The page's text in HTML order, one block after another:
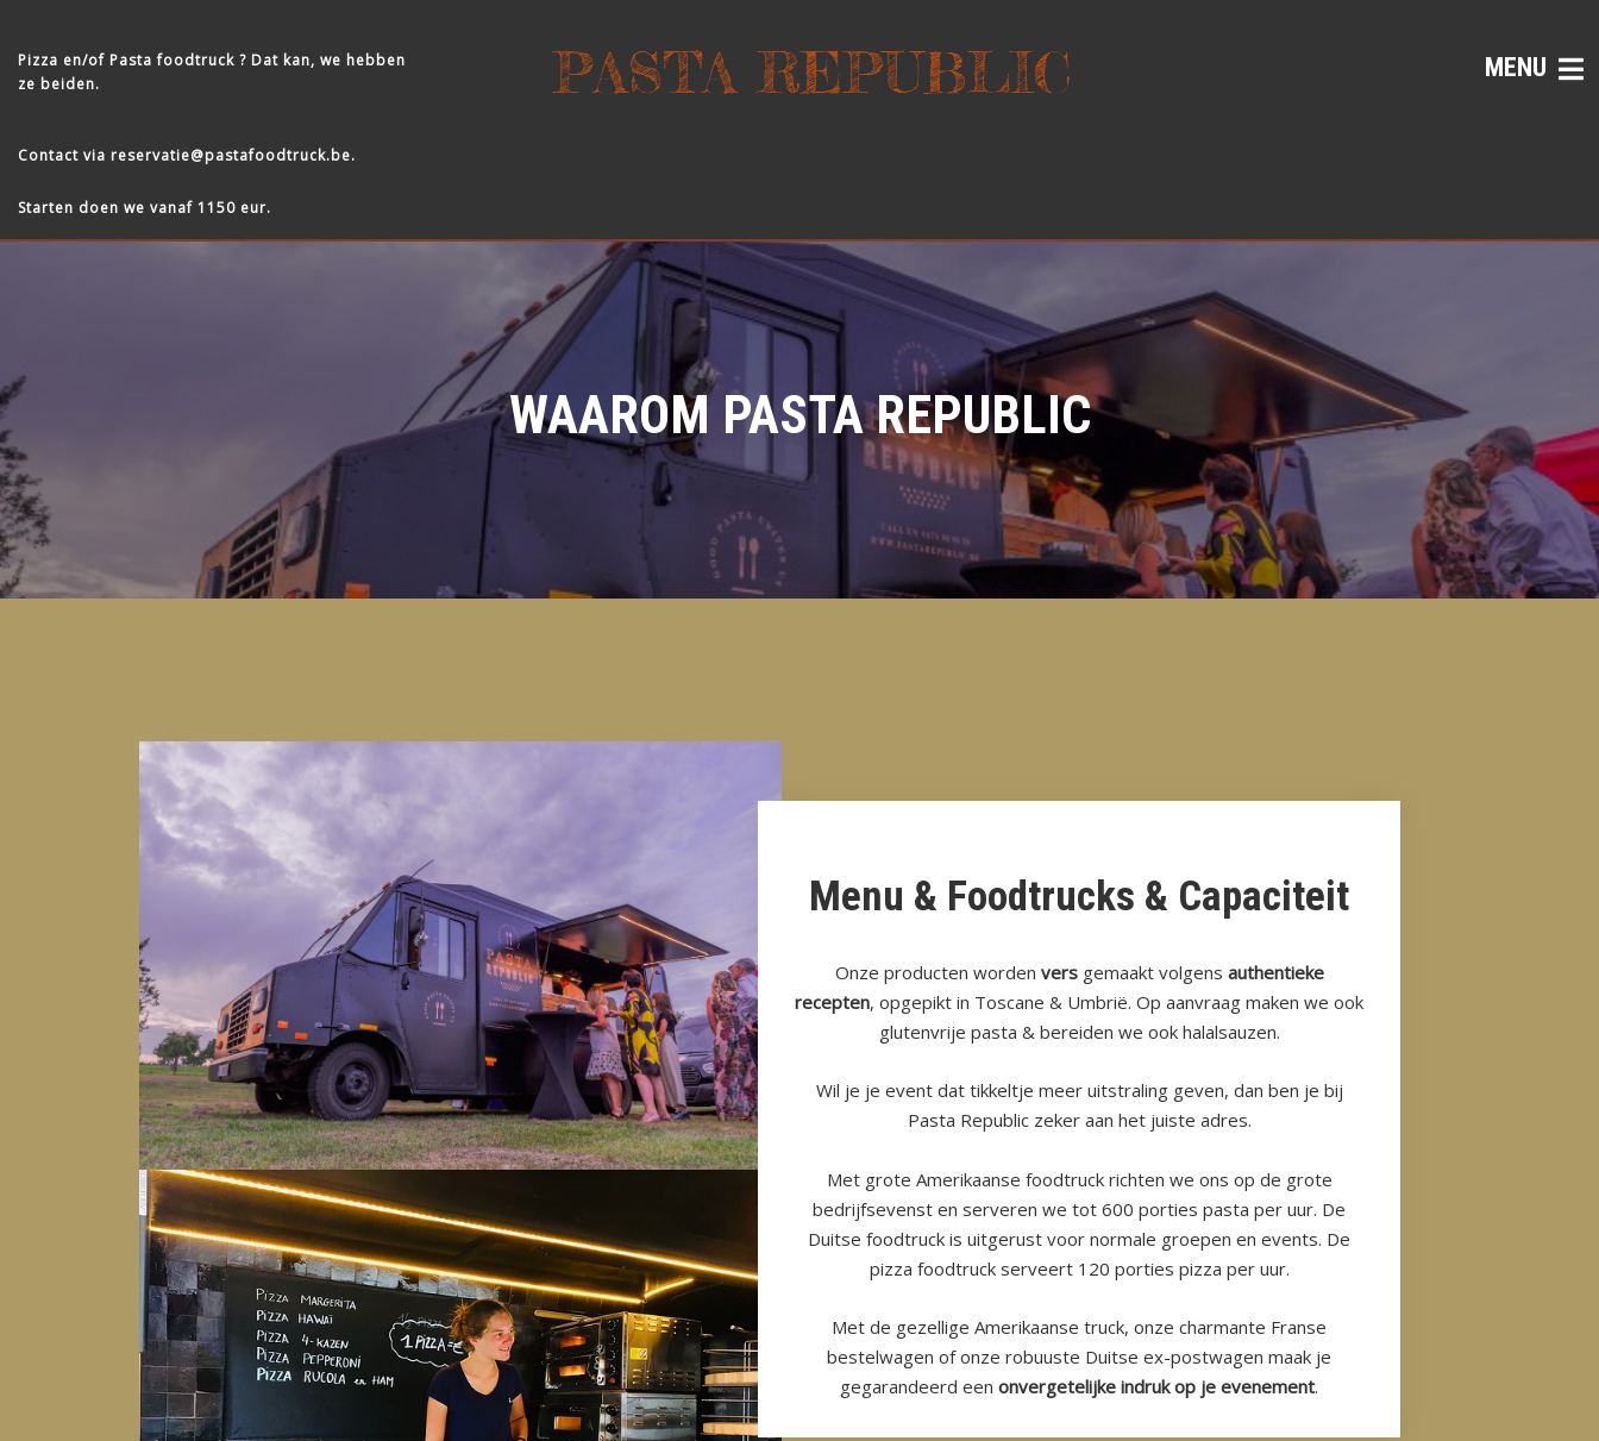
Waarom
Denderhoutem
OFFERTE
AANVRAGEN
Pizza en/of Pasta foodtruck ? Dat kan, we hebben
ze beiden.
Contact via reservatie@pastafoodtruck.be.
Starten doen we vanaf 1150 eur.
MENU
WAAROM PASTA REPUBLIC
Menu & Foodtrucks & Capaciteit
Onze producten worden vers gemaakt volgens authentieke
recepten, opgepikt in Toscane & Umbrië. Op aanvraag maken we ook
glutenvrije pasta & bereiden we ook halalsauzen.
Wil je je event dat tikkeltje meer uitstraling geven, dan ben je bij
Pasta Republic zeker aan het juiste adres.
Met grote Amerikaanse foodtruck richten we ons op de grote
bedrijfsevenst en serveren we tot 600 porties pasta per uur. De
Duitse foodtruck is uitgerust voor normale groepen en events. De
pizza foodtruck serveert 120 porties pizza per uur.
Met de gezellige Amerikaanse truck, onze charmante Franse
bestelwagen of onze robuuste Duitse ex-postwagen maak je
gegarandeerd een onvergetelijke indruk op je evenement.